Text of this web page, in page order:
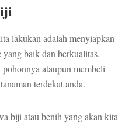
lakukan adalah menyiapkan
baik dan berkualitas.
ataupun membeli
terdekat anda.
biji atau benih yang akan kita